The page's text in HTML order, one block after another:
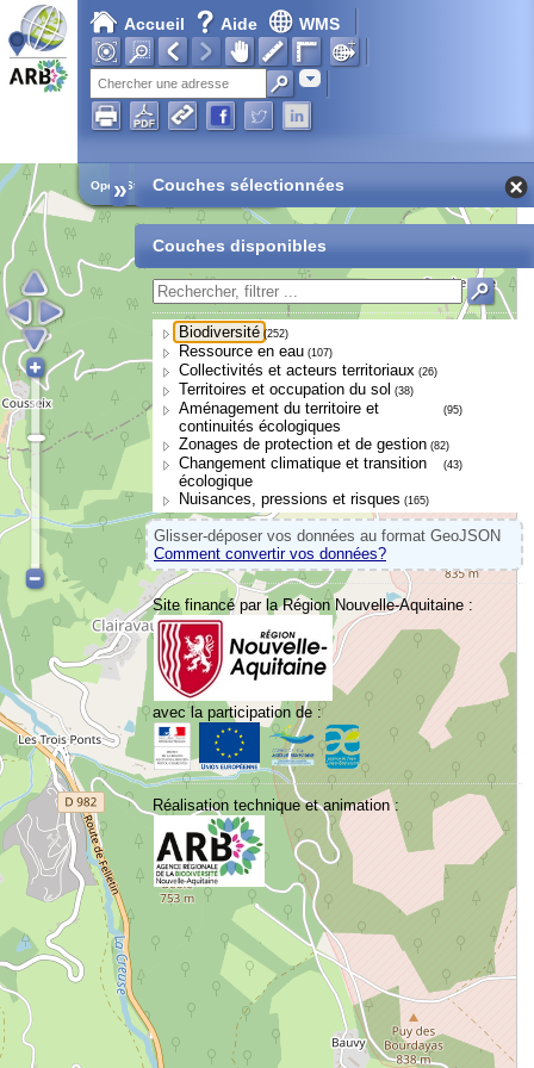
Accueil Aide WMS
Adresse
Open Street Map
» Couches sélectionnées
Couches disponibles
Biodiversité (252)
Ressource en eau (107)
Collectivités et acteurs territoriaux (26)
Territoires et occupation du sol (38)
Aménagement du territoire et
continuités écologiques
(95)
Zonages de protection et de gestion (82)
Changement climatique et transition
écologique
(43)
Nuisances, pressions et risques (165)
Glisser-déposer vos données au format GeoJSON
Comment convertir vos données?
Site financé par la Région Nouvelle-Aquitaine :
avec la participation de :
Réalisation technique et animation :